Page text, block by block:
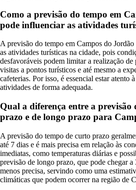
Como a previsão do tempo em
pode influenciar as atividades
A previsão do tempo em Campos do
as atividades turísticas na cidade, pois
desfavoráveis podem limitar a realização de
visitas a pontos turísticos e até mesmo a
cafeterias. Por isso, é essencial estar atento
atividades de forma adequada.
Qual a diferença entre a previsão
prazo e de longo prazo para
A previsão do tempo de curto prazo
até 7 dias e é mais precisa em relação às
imediatas, como temperaturas diárias e
previsão de longo prazo, que pode chegar
menos precisa, servindo como uma
climáticas que podem ocorrer na região de